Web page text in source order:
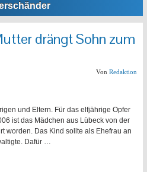
drängt Sohn zum
Von Redaktion
und Eltern. Für das elfjährige Opfer
ist das Mädchen aus Lübeck von der
worden. Das Kind sollte als Ehefrau an
Dafür …